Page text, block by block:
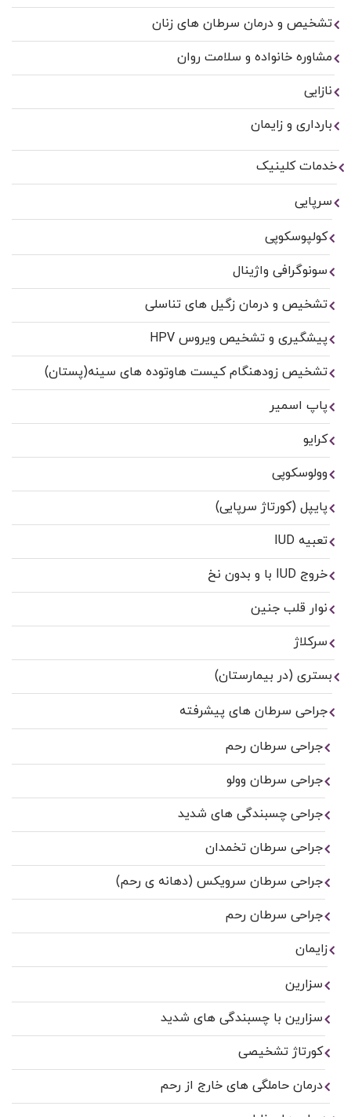
تشخیص و درمان سرطان های زنان
مشاوره خانواده و سلامت روان
نازایی
بارداری و زایمان
خدمات کلینیک
سرپایی
کولپوسکوپی
سونوگرافی واژینال
تشخیص و درمان زگیل های تناسلی
پیشگیری و تشخیص ویروس HPV
تشخیص زودهنگام کیست هاوتوده های سینه(پستان)
پاپ اسمیر
کرایو
وولوسکوپی
پایپل (کورتاژ سرپایی)
تعبیه IUD
خروج IUD با و بدون نخ
نوار قلب جنین
سرکلاژ
بستری (در بیمارستان)
جراحی سرطان های پیشرفته
جراحی سرطان رحم
جراحی سرطان وولو
جراحی چسبندگی های شدید
جراحی سرطان تخمدان
جراحی سرطان سرویکس (دهانه ی رحم)
جراحی سرطان رحم
زایمان
سزارین
سزارین با چسبندگی های شدید
کورتاژ تشخیصی
درمان حاملگی های خارج از رحم